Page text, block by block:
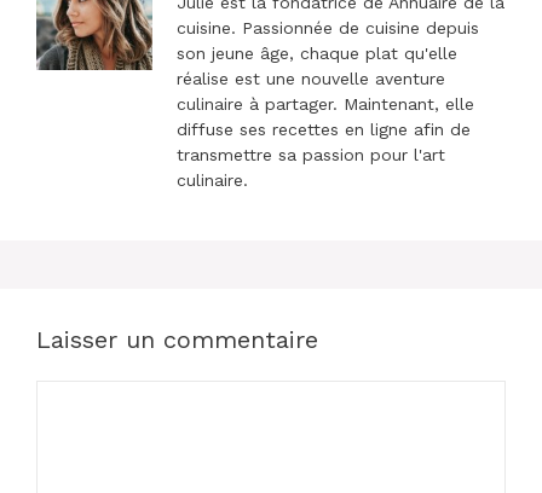
cuisine. Passionnée de cuisine depuis
son jeune âge, chaque plat qu'elle
réalise est une nouvelle aventure
culinaire à partager. Maintenant, elle
diffuse ses recettes en ligne afin de
transmettre sa passion pour l'art
culinaire.
Laisser un commentaire